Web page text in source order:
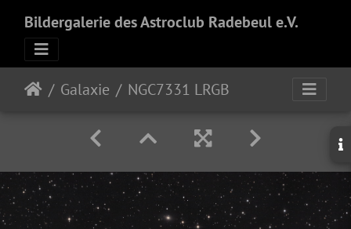
Bildergalerie des Astroclub Radebeul e.V.
Galaxie NGC7331 LRGB